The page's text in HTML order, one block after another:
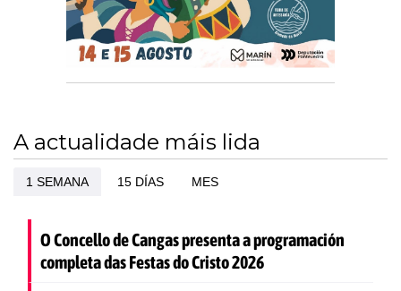
A actualidade máis lida
1 SEMANA 15 DÍAS MES
O Concello de Cangas presenta a programación
completa das Festas do Cristo 2026